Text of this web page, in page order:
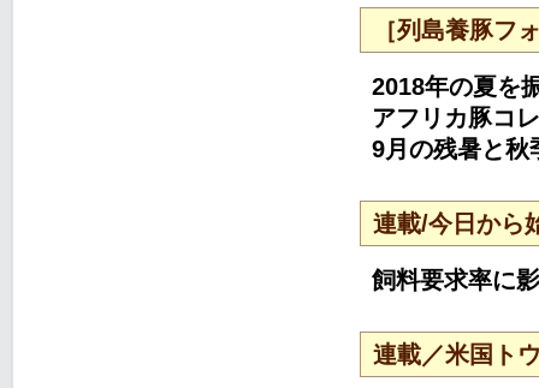
［列島養豚フ
2018年の夏を
アフリカ豚コ
9月の残暑と秋
連載/今日から
飼料要求率に
連載／米国ト